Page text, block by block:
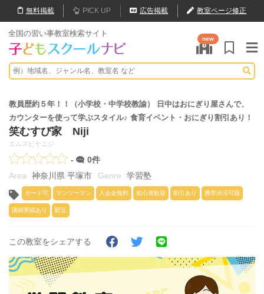
無料掲載 PICK UP 広告掲載 教室ページ修正
全国の習い事教室検索サイト
new
教員歴約５年！！（小学校・中学校教諭） 日中はおにぎり屋さんで、
カウンターを使って学ぶスタイル♪ 食育イベント・おにぎり割引あり！
笑むすび家 Niji
エムスビヤニジ
-
0件
神奈川県 平塚市
学習塾
カード可 マンツーマン 入会金無料 初心者歓迎 割引あり 携帯決済可能
講師実績あり 駅近
この教室をシェアする